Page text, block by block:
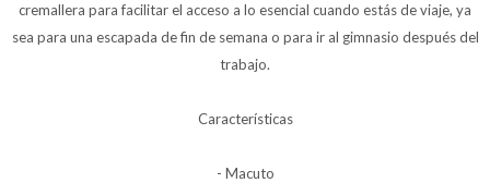
cremallera para facilitar el acceso a lo esencial cuando estás de viaje, ya
sea para una escapada de fin de semana o para ir al gimnasio después del
trabajo.
Características
- Macuto